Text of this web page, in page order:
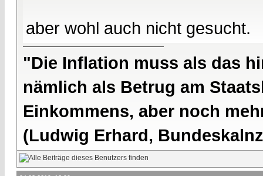
aber wohl auch nicht gesucht.
"Die Inflation muss als das
nämlich als Betrug am
Einkommens, aber noch
(Ludwig Erhard,